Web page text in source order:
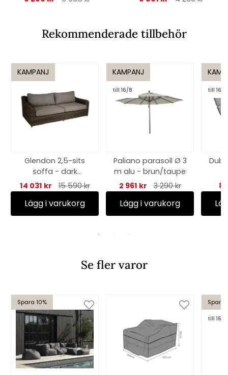
Rekommenderade tillbehör
KAMPANJ
Glendon 2,5-sits
soffa - dark
brown/soft moose
dyna
14 031 kr 15 590 kr
Lägg i varukorg
KAMPANJ
till 16/8
Paliano parasoll Ø 3
m alu - brun/taupe
2 961 kr
3 290 kr
Lägg i varukorg
till 16/8
Se fler varor
Spara 10% Spara
till 16/8